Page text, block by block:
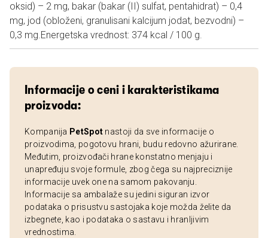
oksid) – 2 mg, bakar (bakar (II) sulfat, pentahidrat) – 0,4
mg, jod (obloženi, granulisani kalcijum jodat, bezvodni) –
0,3 mg.Energetska vrednost: 374 kcal / 100 g.
Informacije o ceni i karakteristikama
proizvoda:
Kompanija PetSpot nastoji da sve informacije o
proizvodima, pogotovu hrani, budu redovno ažurirane.
Međutim, proizvođači hrane konstatno menjaju i
unapređuju svoje formule, zbog čega su najpreciznije
informacije uvek one na samom pakovanju.
Informacije sa ambalaže su jedini siguran izvor
podataka o prisustvu sastojaka koje možda želite da
izbegnete, kao i podataka o sastavu i hranljivim
vrednostima.